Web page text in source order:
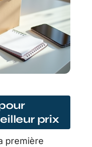
prix
première